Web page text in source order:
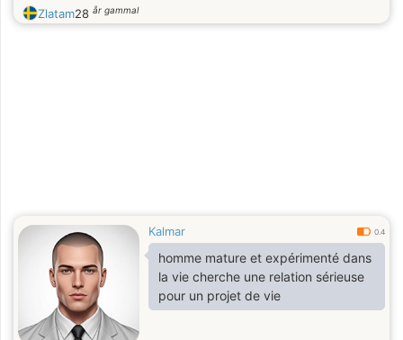
Zlatam28 år gammal
Kalmar 0.4
homme mature et expérimenté dans
la vie cherche une relation sérieuse
pour un projet de vie